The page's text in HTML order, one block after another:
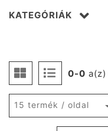
0-0 a(z)
15 termék / oldal
KATEGÓRIÁK